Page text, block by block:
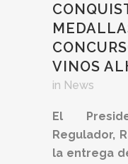
VINOS
in News
El
Regulador,
la entrega